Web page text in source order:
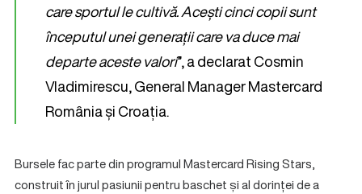
care sportul le cultivă. Acești cinci copii sunt
începutul unei generații care va duce mai
departe aceste valori”, a declarat Cosmin
Vladimirescu, General Manager Mastercard
România și Croația.
Bursele fac parte din programul Mastercard Rising Stars,
construit în jurul pasiunii pentru baschet și al dorinței de a